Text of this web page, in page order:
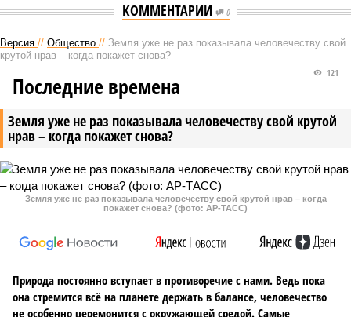
КОММЕНТАРИИ 0
Версия // Общество // Земля уже не раз показывала человечеству свой
крутой нрав – когда покажет снова?
Земля уже не раз показывала человечеству свой крутой
нрав – когда покажет снова?
121
Последние времена
Земля уже не раз показывала человечеству свой крутой нрав – когда
покажет снова? (фото: АР-ТАСС)
Природа постоянно вступает в противоречие с нами. Ведь пока
она стремится всё на планете держать в балансе, человечество
не особенно церемонится с окружающей средой. Самые